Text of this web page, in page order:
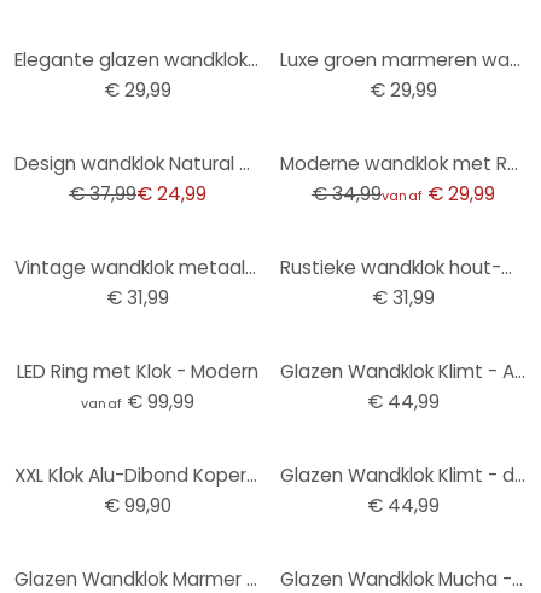
Elegante glazen wandklok in wit marmerlook met zwarte cijfers Ø30 cm
€ 29,99
Luxe groen marmeren wandklok met elegante gouden cijfers Ø30cm
€ 29,99
Design wandklok Natural Contrast - Klok met houten look en Arabische cijfers Ø50 cm
€ 37,99€ 24,99
Moderne wandklok met Romeinse cijfers Ø40 cm
€ 34,99vanaf € 29,99
Vintage wandklok metaal-hout-look met cijfers in Afmeting Ø30cm
€ 31,99
Rustieke wandklok hout-metaal look met vintage cijfers geruisloos Ø30cm
€ 31,99
LED Ring met Klok - Modern
vanaf € 99,99
Glazen Wandklok Klimt - Adele Bloch
€ 44,99
XXL Klok Alu-Dibond Koper - Ø 70 cm
€ 99,90
Glazen Wandklok Klimt - de Levensboom
€ 44,99
Glazen Wandklok Marmer Look
Glazen Wandklok Mucha - Sleutelbloemen